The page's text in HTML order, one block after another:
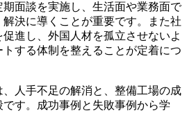
期面談を実施し、生活面や業務面で
決に導くことが重要です。また社
進し、外国人材を孤立させないよ
する体制を整えることが定着につ
人手不足の解消と、整備工場の成
す。成功事例と失敗事例から学